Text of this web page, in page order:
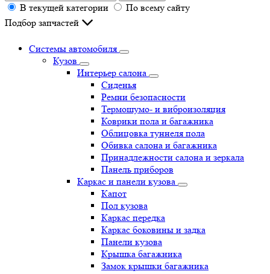
В текущей категории
По всему сайту
Подбор запчастей
Системы автомобиля
Кузов
Интерьер салона
Сиденья
Ремни безопасности
Термошумо- и виброизоляция
Коврики пола и багажника
Облицовка туннеля пола
Обивка салона и багажника
Принадлежности салона и зеркала
Панель приборов
Каркас и панели кузова
Капот
Пол кузова
Каркас передка
Каркас боковины и задка
Панели кузова
Крышка багажника
Замок крышки багажника